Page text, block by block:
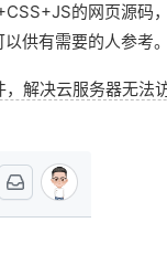
的网页源码
供有需要的人参考。
解决云服务器无法